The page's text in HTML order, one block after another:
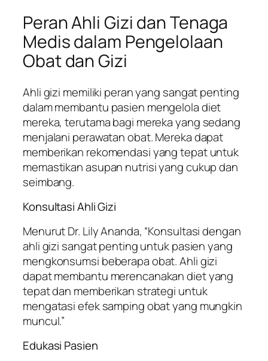
Peran Ahli Gizi dan Tenaga
Medis dalam Pengelolaan
Obat dan Gizi
Ahli gizi memiliki peran yang sangat penting
dalam membantu pasien mengelola diet
mereka, terutama bagi mereka yang sedang
menjalani perawatan obat. Mereka dapat
memberikan rekomendasi yang tepat untuk
memastikan asupan nutrisi yang cukup dan
seimbang.
Konsultasi Ahli Gizi
Menurut Dr. Lily Ananda, “Konsultasi dengan
ahli gizi sangat penting untuk pasien yang
mengkonsumsi beberapa obat. Ahli gizi
dapat membantu merencanakan diet yang
tepat dan memberikan strategi untuk
mengatasi efek samping obat yang mungkin
muncul.”
Edukasi Pasien